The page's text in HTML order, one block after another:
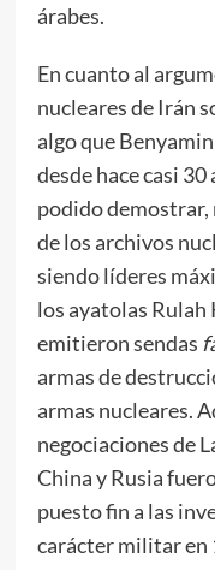
árabes.
En cuanto al
nucleares de Irán
algo que
desde hace casi
podido
de los archivos
siendo líderes
los ayatolas
emitieron sendas
armas de
armas nucleares.
negociaciones de
China y Rusia
puesto fin a las
carácter militar en